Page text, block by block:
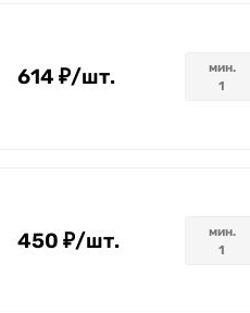
614 ₽/шт.
мин.
1
450 ₽/шт.
мин.
1